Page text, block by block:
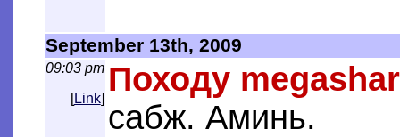
September 13th, 2009
09:03 pm
[Link]
Походу
сабж. Аминь.